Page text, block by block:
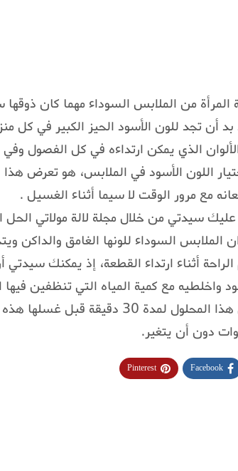
المرأة من الملابس السوداء مهما كان
بد أن تجد للون الأسود الحيز الكبير في كل
الذي يمكن ارتداءه في كل الفصول وفي
اللون الأسود في الملابس، هو تعرض هذا
مع مرور الوقت لا سيما أثناء الغسيل .
سيدتي من خلال مجلة لالة مولاتي
الملابس السوداء للونها الغامق والداكن
أثناء ارتداء القطعة، إذ يمكنك
واخلطيه مع كمية المياه التي تنظفين
السوداء في هذا المحلول لمدة 30
دون أن يتغير.
Facebook
Pinterest